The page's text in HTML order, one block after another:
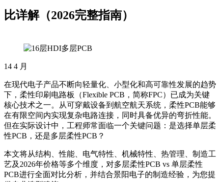
比详解（2026完整指南）
14 4 月
在现代电子产品不断向轻量化、小型化和高可靠性发展的趋势
下，柔性印刷电路板（Flexible PCB，简称FPC）已成为关键
核心技术之一。从可穿戴设备到航空航天系统，柔性PCB能够
在有限空间内实现复杂电路连接，同时具备优异的弯折性能。
但在实际设计中，工程师常面临一个关键问题：是选择单层柔
性PCB，还是多层柔性PCB？
本文将从结构、性能、电气特性、机械特性、热管理、制造工
艺及2026年价格等多个维度，对多层柔性PCB vs 单层柔性
PCB进行全面对比分析，并结合景阳电子的制造经验，为您提